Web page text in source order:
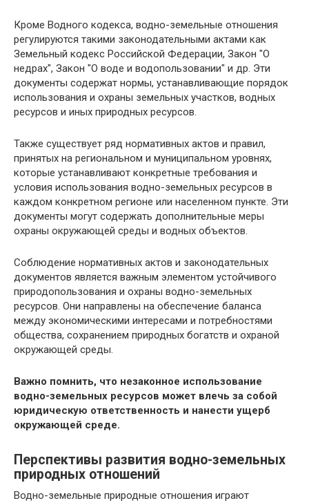
Кроме Водного кодекса, водно-земельные отношения
регулируются такими законодательными актами как
Земельный кодекс Российской Федерации, Закон "О
недрах", Закон "О воде и водопользовании" и др. Эти
документы содержат нормы, устанавливающие порядок
использования и охраны земельных участков, водных
ресурсов и иных природных ресурсов.
Также существует ряд нормативных актов и правил,
принятых на региональном и муниципальном уровнях,
которые устанавливают конкретные требования и
условия использования водно-земельных ресурсов в
каждом конкретном регионе или населенном пункте. Эти
документы могут содержать дополнительные меры
охраны окружающей среды и водных объектов.
Соблюдение нормативных актов и законодательных
документов является важным элементом устойчивого
природопользования и охраны водно-земельных
ресурсов. Они направлены на обеспечение баланса
между экономическими интересами и потребностями
общества, сохранением природных богатств и охраной
окружающей среды.
Важно помнить, что незаконное использование
водно-земельных ресурсов может влечь за собой
юридическую ответственность и нанести ущерб
окружающей среде.
Перспективы развития водно-земельных
природных отношений
Водно-земельные природные отношения играют